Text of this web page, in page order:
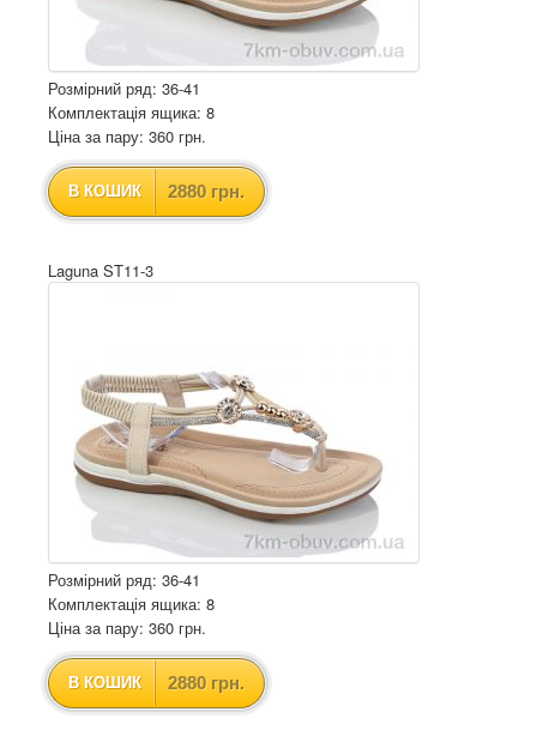
Розмірний ряд: 36-41
Комплектація ящика: 8
Ціна за пару: 360 грн.
В КОШИК 2880 грн.
Laguna ST11-3
Розмірний ряд: 36-41
Комплектація ящика: 8
Ціна за пару: 360 грн.
В КОШИК 2880 грн.